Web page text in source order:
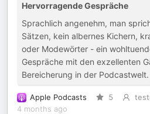
Hervorragende Gespräche
Sprachlich angenehm, man
Sätzen, kein albernes Kichern,
oder Modewörter - ein
Gespräche mit den exzellenten
Bereicherung in der Podcastwelt.
Apple Podcasts 5
4 months ago